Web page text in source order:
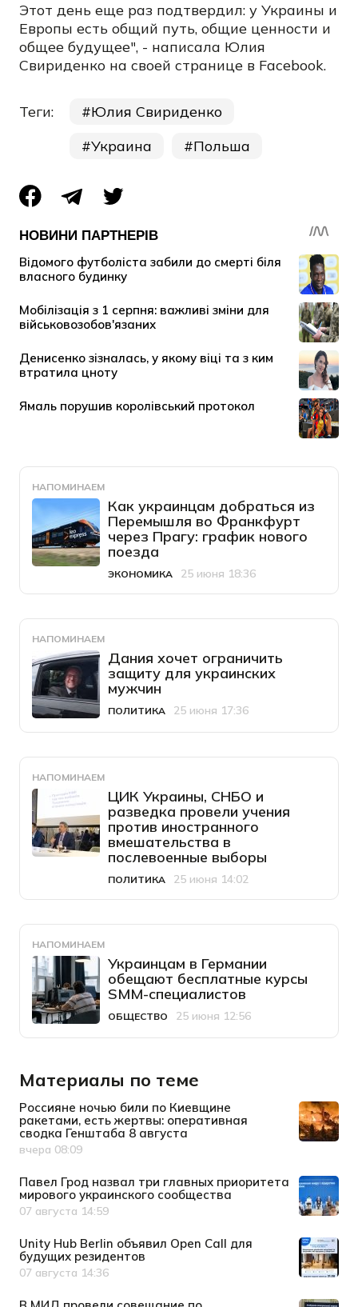
Этот день еще раз подтвердил: у Украины и
Европы есть общий путь, общие ценности и
общее будущее", - написала Юлия
Свириденко на своей странице в Facebook.
Теги:
Юлия Свириденко
Украина
Польша
НАПОМИНАЕМ
Как украинцам добраться из
Перемышля во Франкфурт
через Прагу: график нового
поезда
Категория
ЭКОНОМИКА
Дата публикации
25 июня 18:36
НАПОМИНАЕМ
Дания хочет ограничить
защиту для украинских
мужчин
Категория
ПОЛИТИКА
Дата публикации
25 июня 17:36
НАПОМИНАЕМ
ЦИК Украины, СНБО и
разведка провели учения
против иностранного
вмешательства в
послевоенные выборы
Категория
ПОЛИТИКА
Дата публикации
25 июня 14:02
НАПОМИНАЕМ
Украинцам в Германии
обещают бесплатные курсы
SMM-специалистов
Категория
ОБЩЕСТВО
Дата публикации
25 июня 12:56
Материалы по теме
Россияне ночью били по Киевщине
ракетами, есть жертвы: оперативная
сводка Генштаба 8 августа
Дата публикации
вчера 08:09
Павел Грод назвал три главных приоритета
мирового украинского сообщества
Дата публикации
07 августа 14:59
Unity Hub Berlin объявил Open Call для
будущих резидентов
Дата публикации
07 августа 14:36